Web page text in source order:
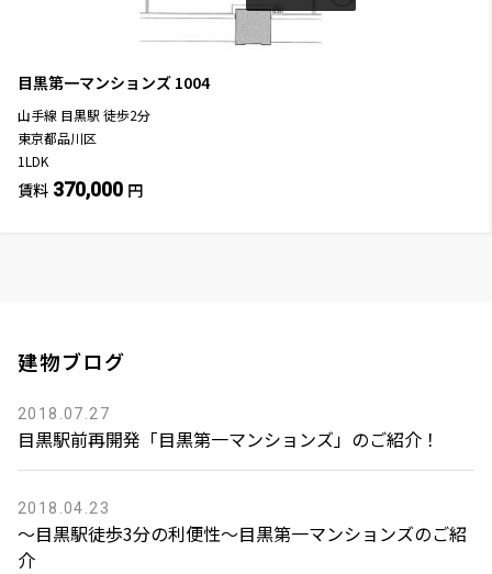
目黒第一マンションズ 1004
山手線 目黒駅 徒歩2分
東京都品川区
1LDK
賃料 370,000 円
建物ブログ
2018.07.27
目黒駅前再開発「目黒第一マンションズ」のご紹介！
2018.04.23
〜目黒駅徒歩3分の利便性〜目黒第一マンションズのご紹
介